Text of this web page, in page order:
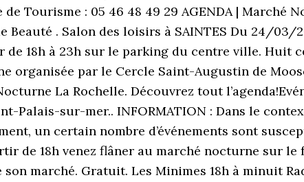
Tourisme : 05 46 48 49 29 AGENDA |
Beauté . Salon des loisirs à SAINTES Du 24/03/
de 18h à 23h sur le parking du centre ville. Huit
organisée par le Cercle Saint-Augustin de
La Rochelle. Découvrez tout
Palais-sur-mer.. INFORMATION : Dans le
un certain nombre d’événements sont
de 18h venez flâner au marché nocturne sur
marché. Gratuit. Les Minimes 18h à minuit